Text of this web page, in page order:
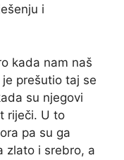
i
kada nam naš
prešutio taj se
su njegovi
riječi. U to
pa su ga
zlato i srebro, a